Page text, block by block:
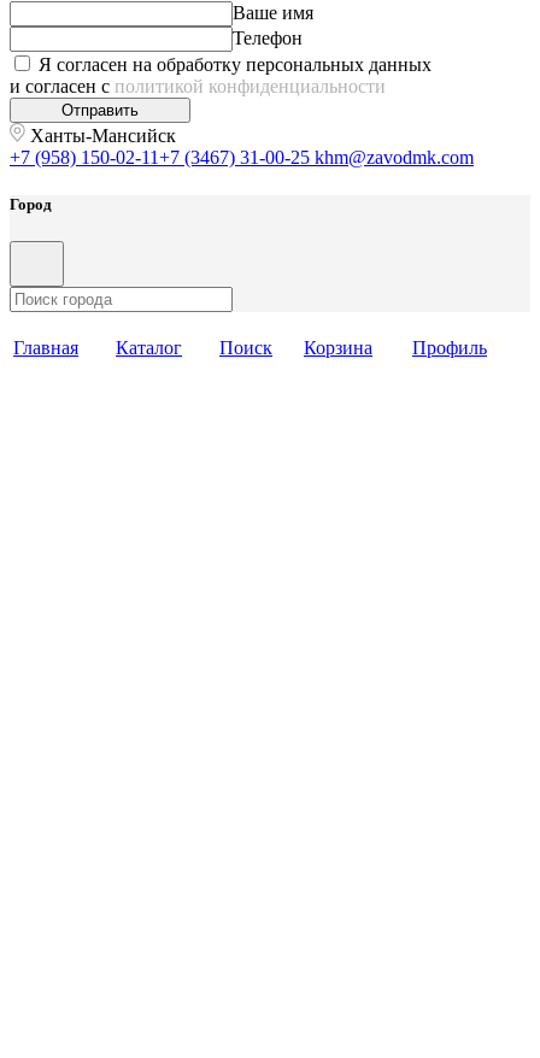
Ваше имя
Телефон
Я согласен на обработку персональных данных
и согласен с политикой конфиденциальности
Отправить
Ханты-Мансийск
+7 (958) 150-02-11+7 (3467) 31-00-25 khm@zavodmk.com
Город
Главная Каталог Поиск Корзина Профиль